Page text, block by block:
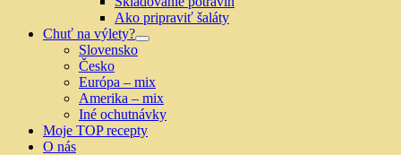
sub
menu
Ako pripraviť šaláty
Chuť na výlety?
Show
Slovensko
Česko
Európa – mix
Amerika – mix
Iné ochutnávky
Moje TOP recepty
O nás